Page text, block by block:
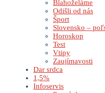
Blahoželáme
Odišli od nás
Šport
Slovensko –
Horoskop
Test
Vtipy
Zaujímavosti
Dar srdca
1,5%
Infoservis